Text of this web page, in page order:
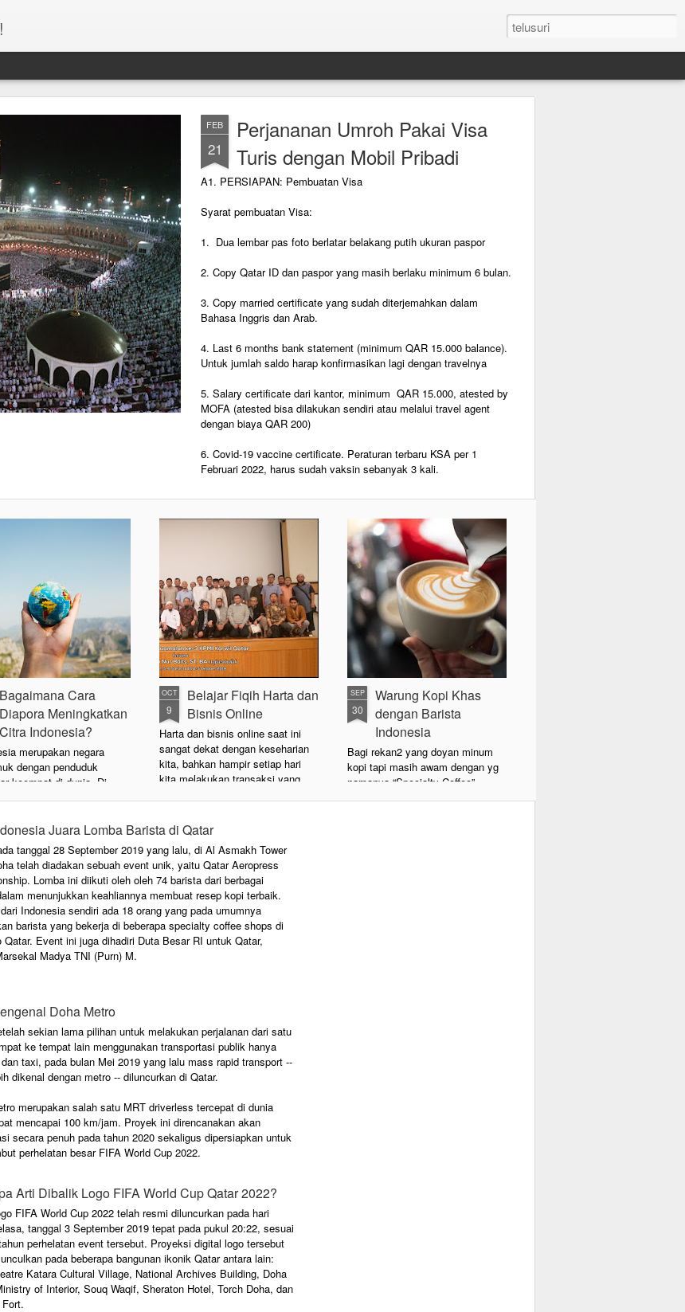
FEB
21
Perjananan Umroh Pakai Visa
Turis dengan Mobil Pribadi
A1. PERSIAPAN: Pembuatan Visa
Syarat pembuatan Visa:
1. Dua lembar pas foto berlatar belakang putih ukuran paspor
2. Copy Qatar ID dan paspor yang masih berlaku minimum 6 bulan.
3. Copy married certificate yang sudah diterjemahkan dalam
Bahasa Inggris dan Arab.
4. Last 6 months bank statement (minimum QAR 15.000 balance).
Untuk jumlah saldo harap konfirmasikan lagi dengan travelnya
5. Salary certificate dari kantor, minimum QAR 15.000, atested by
MOFA (atested bisa dilakukan sendiri atau melalui travel agent
dengan biaya QAR 200)
6. Covid-19 vaccine certificate. Peraturan terbaru KSA per 1
Februari 2022, harus sudah vaksin sebanyak 3 kali.
Bagaimana Cara
Diapora Meningkatkan
Citra Indonesia?
merupakan negara
dengan penduduk
keempat di dunia. Di
saat ini terdapat
sebagai residen Qatar
berbagai macam profesi.
warga negara Indonesia,
kita dapat
citra Indonesia
di mata dunia?
Jumat, 27 Desember
Seminar bertema
Kapasitas
di Qatar.
OCT
9
Belajar Fiqih Harta dan
Bisnis Online
Harta dan bisnis online saat ini
sangat dekat dengan keseharian
kita, bahkan hampir setiap hari
kita melakukan transaksi yang
SEP
30
Warung Kopi Khas
dengan Barista
Indonesia
Bagi rekan2 yang doyan minum
kopi tapi masih awam dengan yg
namanya “Specialty Coffee”,
specialty coffee berbeda dengan
Juara Lomba Barista di Qatar
tanggal 28 September 2019 yang lalu, di Al Asmakh Tower
telah diadakan sebuah event unik, yaitu Qatar Aeropress
Lomba ini diikuti oleh oleh 74 barista dari berbagai
menunjukkan keahliannya membuat resep kopi terbaik.
Indonesia sendiri ada 18 orang yang pada umumnya
barista yang bekerja di beberapa specialty coffee shops di
Qatar. Event ini juga dihadiri Duta Besar RI untuk Qatar,
Madya TNI (Purn) M.
Doha Metro
sekian lama pilihan untuk melakukan perjalanan dari satu
ke tempat lain menggunakan transportasi publik hanya
taxi, pada bulan Mei 2019 yang lalu mass rapid transport --
dikenal dengan metro -- diluncurkan di Qatar.
merupakan salah satu MRT driverless tercepat di dunia
mencapai 100 km/jam. Proyek ini direncanakan akan
secara penuh pada tahun 2020 sekaligus dipersiapkan untuk
perhelatan besar FIFA World Cup 2022.
Arti Dibalik Logo FIFA World Cup Qatar 2022?
FIFA World Cup 2022 telah resmi diluncurkan pada hari
tanggal 3 September 2019 tepat pada pukul 20:22, sesuai
perhelatan event tersebut. Proyeksi digital logo tersebut
pada beberapa bangunan ikonik Qatar antara lain:
Katara Cultural Village, National Archives Building, Doha
of Interior, Souq Waqif, Sheraton Hotel, Torch Doha, dan